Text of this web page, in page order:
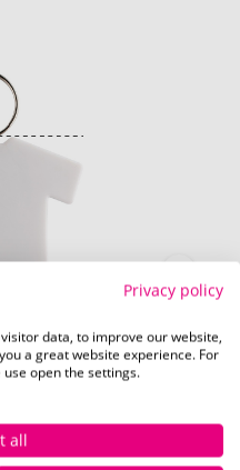
x 30 mm)
Privacy policy
data, to improve our website,
a great website experience. For
open the settings.
all